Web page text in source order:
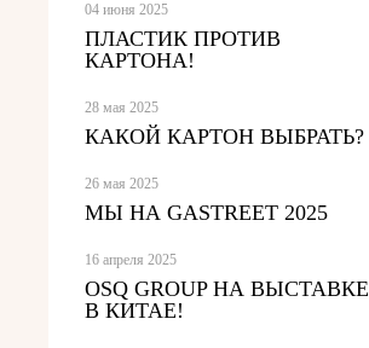
04 июня 2025
ПЛАСТИК ПРОТИВ
КАРТОНА!
28 мая 2025
КАКОЙ КАРТОН ВЫБРАТЬ?
26 мая 2025
МЫ НА GASTREET 2025
16 апреля 2025
OSQ GROUP НА ВЫСТАВКЕ
В КИТАЕ!